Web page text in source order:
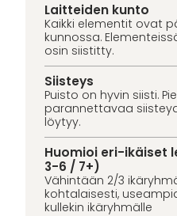
Laitteiden kunto
Kaikki elementit ovat
kunnossa.
osin siistitty.
Siisteys
Puisto on hyvin siisti.
parannettavaa
löytyy.
Huomioi eri-ikäiset
3-6 / 7+)
Vähintään 2/3
kohtalaisesti,
kullekin ikäryhmälle